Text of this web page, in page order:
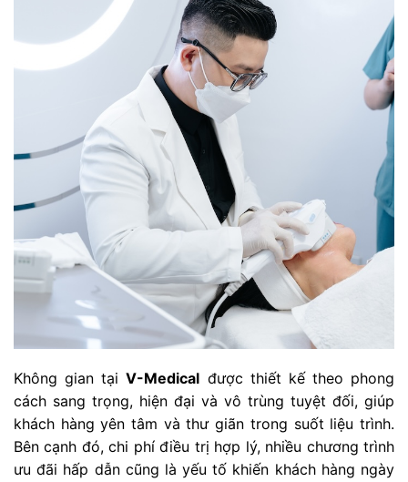
Không gian tạiV-Medical được thiết kế theo phong
cách sang trọng, hiện đại và vô trùng tuyệt đối, giúp
khách hàng yên tâm và thư giãn trong suốt liệu trình.
Bên cạnh đó, chi phí điều trị hợp lý, nhiều chương trình
ưu đãi hấp dẫn cũng là yếu tố khiến khách hàng ngày